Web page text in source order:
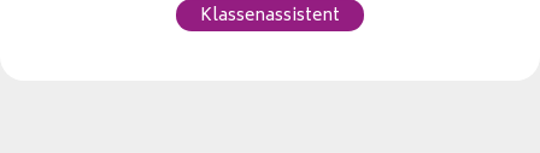
Klassenassistent